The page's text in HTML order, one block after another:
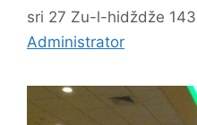
sri 27 Zu-l-hidždže
Administrator